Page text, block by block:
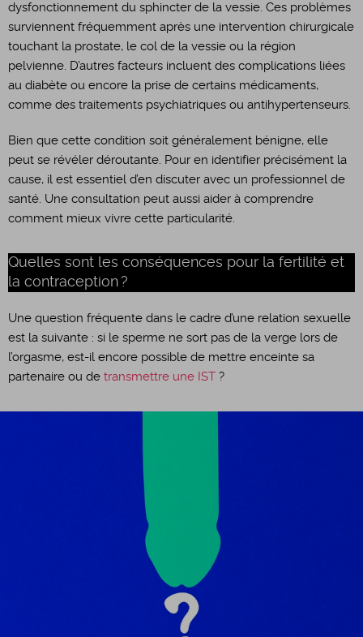
dysfonctionnement du sphincter de la vessie. Ces problèmes
surviennent fréquemment après une intervention chirurgicale
touchant la prostate, le col de la vessie ou la région
pelvienne. D’autres facteurs incluent des complications liées
au diabète ou encore la prise de certains médicaments,
comme des traitements psychiatriques ou antihypertenseurs.
Bien que cette condition soit généralement bénigne, elle
peut se révéler déroutante. Pour en identifier précisément la
cause, il est essentiel d’en discuter avec un professionnel de
santé. Une consultation peut aussi aider à comprendre
comment mieux vivre cette particularité.
Quelles sont les conséquences pour la fertilité et
la contraception ?
Une question fréquente dans le cadre d’une relation sexuelle
est la suivante : si le sperme ne sort pas de la verge lors de
l’orgasme, est-il encore possible de mettre enceinte sa
partenaire ou de transmettre une IST ?